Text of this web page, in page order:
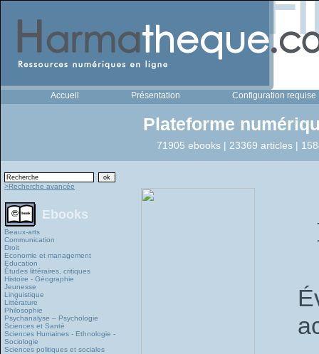
Accueil Présentation Configuration requise
Plateforme
71905 ebooks | 23369 articles |
>Recherche avancée
Ebooks
Beaux-arts
Communication
Droit
Economie et management
Education
Études littéraires, critiques
Histoire - Géographie
Jeunesse
Linguistique
Littérature
Philosophie
Psychanalyse – Psychologie
Sciences et Santé
Sciences Humaines - Ethnologie -
Sociologie
Sciences politiques et sociales